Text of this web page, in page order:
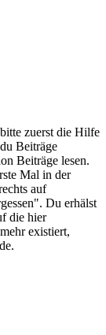
zuerst die Hilfe
Beiträge
Beiträge lesen.
Mal in der
auf
Du erhälst
die hier
existiert,